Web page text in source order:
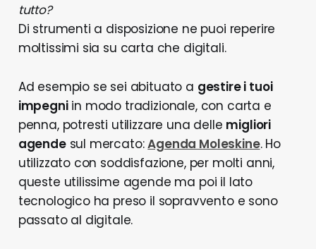
tutto?
Di strumenti a disposizione ne puoi reperire
moltissimi sia su carta che digitali.
Ad esempio se sei abituato a gestire i tuoi
impegniin modo tradizionale, con carta e
penna, potresti utilizzare una delle migliori
agendesul mercato:Agenda Moleskine. Ho
utilizzato con soddisfazione, per molti anni,
queste utilissime agende ma poi il lato
tecnologico ha preso il sopravvento e sono
passato al digitale.